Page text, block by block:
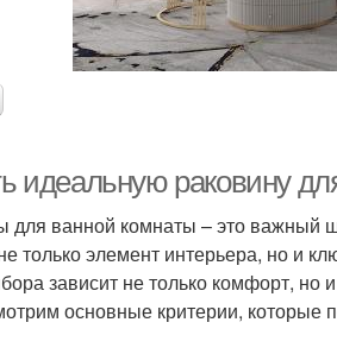
идеальную раковину
ванной комнаты – это важный
только элемент интерьера, но и
зависит не только комфорт, но
основные критерии, которые